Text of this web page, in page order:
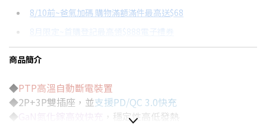
分期數
12期
24期
每期金額
$27
配合銀行/業者
8/10前~爸氣加碼 購物滿額滿件最高送$68
8月限定~首購登記最高領$888電子禮券
台灣大哥大Open Possible聯名卡滿額最高回饋25%
商品簡介
◆PTP高溫自動斷電裝置
◆2P+3P雙插座，並支援PD/QC 3.0快充
◆ GaN氮化鎵高效快充
，穩定性高低發熱